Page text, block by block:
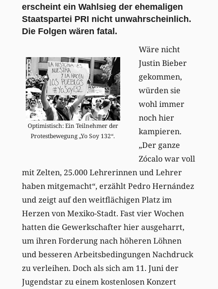
erscheint ein Wahlsieg der ehemaligen
Staatspartei PRI nicht unwahrscheinlich.
Die Folgen wären fatal.
Optimistisch: Ein Teilnehmer der
Protestbewegung „Yo Soy 132“.
Wäre nicht
Justin Bieber
gekommen,
würden sie
wohl immer
noch hier
kampieren.
„Der ganze
Zócalo war voll
mit Zelten, 25.000 Lehrerinnen und Lehrer
haben mitgemacht“, erzählt Pedro Hernández
und zeigt auf den weitflächigen Platz im
Herzen von Mexiko-Stadt. Fast vier Wochen
hatten die Gewerkschafter hier ausgeharrt,
um ihren Forderung nach höheren Löhnen
und besseren Arbeitsbedingungen Nachdruck
zu verleihen. Doch als sich am 11. Juni der
Jugendstar zu einem kostenlosen Konzert